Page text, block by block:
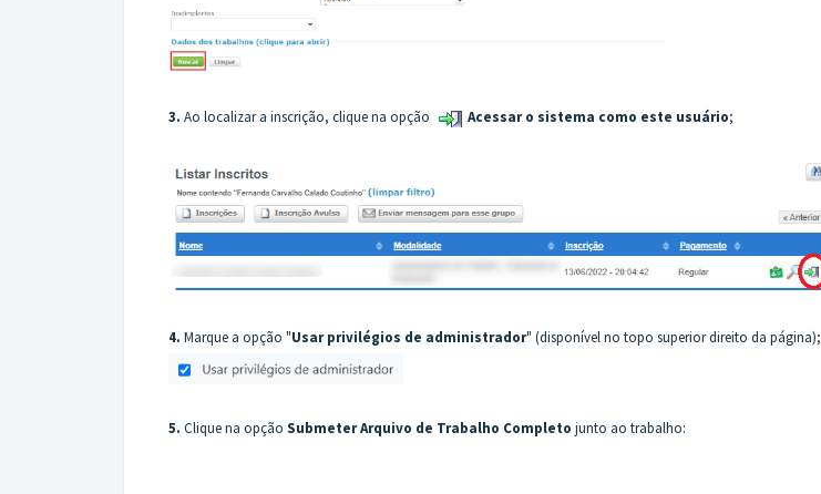
3. Ao localizar a inscrição, clique na opção Acessar o sistema como este usuário;
4. Marque a opção "Usar privilégios de administrador" (disponível no topo superior direito da página);
5. Clique na opção Submeter Arquivo de Trabalho Completo junto ao trabalho: